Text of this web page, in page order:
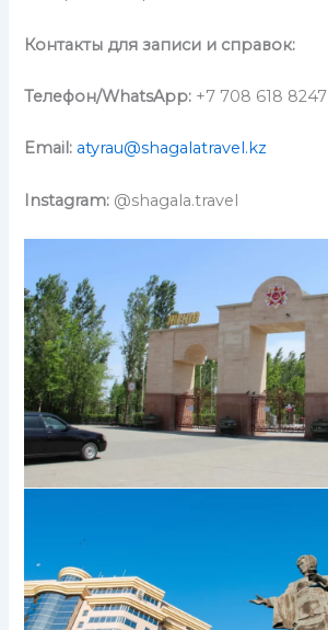
Контакты для записи и справок:
Телефон/WhatsApp: +7 708 618 8247
Email: atyrau@shagalatravel.kz
Instagram: @shagala.travel